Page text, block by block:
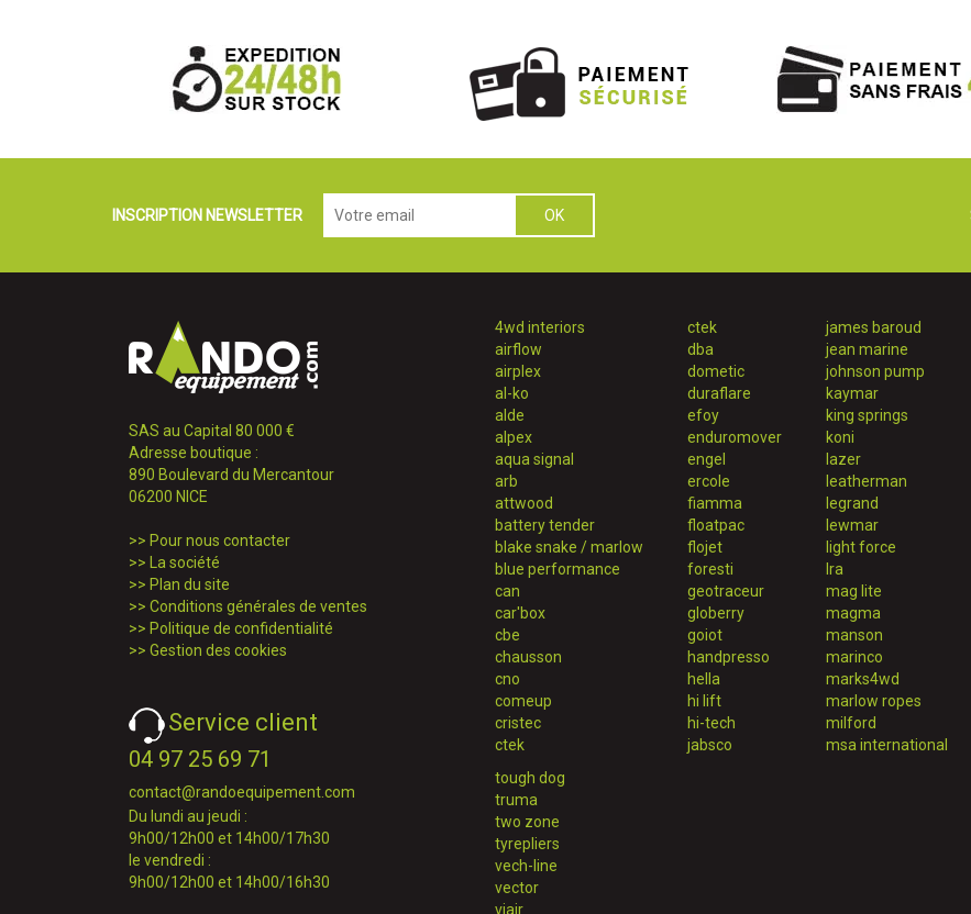
INSCRIPTION NEWSLETTER
SAS au Capital 80 000 €
Adresse boutique :
890 Boulevard du Mercantour
06200 NICE
>> Pour nous contacter
>> La société
>> Plan du site
>> Conditions générales de ventes
>> Politique de confidentialité
>> Gestion des cookies
Service client
04 97 25 69 71
contact@randoequipement.com
Du lundi au jeudi :
9h00/12h00 et 14h00/17h30
le vendredi :
9h00/12h00 et 14h00/16h30
4wd interiors
airflow
airplex
al-ko
alde
alpex
aqua signal
arb
attwood
battery tender
blake snake / marlow
blue performance
can
car'box
cbe
chausson
cno
comeup
cristec
ctek
ctek
dba
dometic
duraflare
efoy
enduromover
engel
ercole
fiamma
floatpac
flojet
foresti
geotraceur
globerry
goiot
handpresso
hella
hi lift
hi-tech
jabsco
james baroud
jean marine
johnson pump
kaymar
king springs
koni
lazer
leatherman
legrand
lewmar
light force
lra
mag lite
magma
manson
marinco
marks4wd
marlow ropes
milford
msa international
tough dog
truma
two zone
tyrepliers
vech-line
vector
viair